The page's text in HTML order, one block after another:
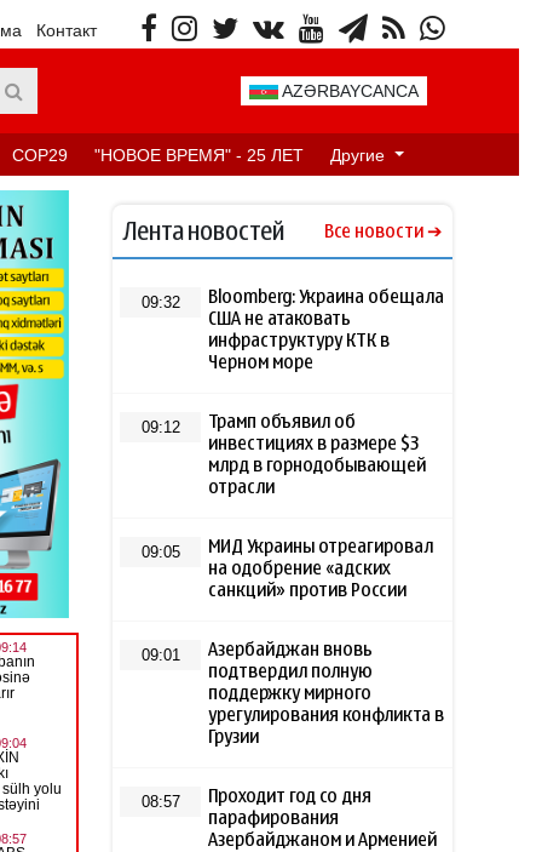
Контакт
AZƏRBAYCANCA
COP29 "НОВОЕ ВРЕМЯ" - 25 ЛЕТ Другие
Лента новостей Все новости
09:32
Bloomberg: Украина обещала
США не атаковать
инфраструктуру КТК в
Черном море
09:12
Трамп объявил об
инвестициях в размере $3
млрд в горнодобывающей
отрасли
09:05
МИД Украины отреагировал
на одобрение «адских
санкций» против России
09:01
Азербайджан вновь
подтвердил полную
поддержку мирного
урегулирования конфликта в
Грузии
08:57
Проходит год со дня
парафирования
Азербайджаном и Арменией